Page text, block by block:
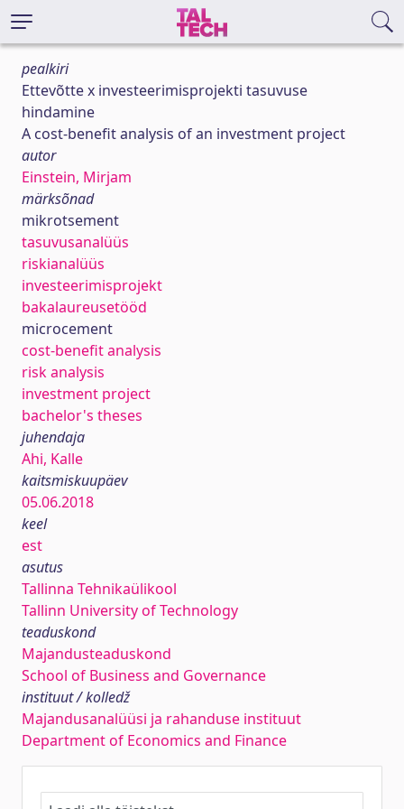
pealkiri
Ettevõtte x investeerimisprojekti tasuvuse
hindamine
A cost-benefit analysis of an investment project
autor
Einstein, Mirjam
märksõnad
mikrotsement
tasuvusanalüüs
riskianalüüs
investeerimisprojekt
bakalaureusetööd
microcement
cost-benefit analysis
risk analysis
investment project
bachelor's theses
juhendaja
Ahi, Kalle
kaitsmiskuupäev
05.06.2018
keel
est
asutus
Tallinna Tehnikaülikool
Tallinn University of Technology
teaduskond
Majandusteaduskond
School of Business and Governance
instituut / kolledž
Majandusanalüüsi ja rahanduse instituut
Department of Economics and Finance